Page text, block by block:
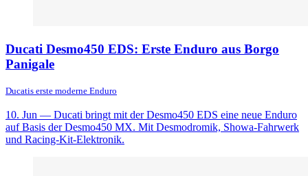
Ducati Desmo450 EDS: Erste Enduro aus Borgo
Panigale
Ducatis erste moderne Enduro
10. Jun — Ducati bringt mit der Desmo450 EDS eine neue Enduro
auf Basis der Desmo450 MX. Mit Desmodromik, Showa-Fahrwerk
und Racing-Kit-Elektronik.